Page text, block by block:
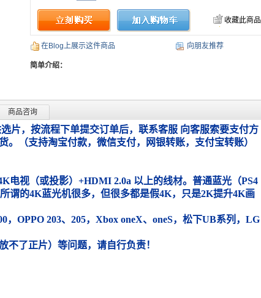
收藏此商品
在Blog上展示这件商品 向朋友推荐
简单介绍：
商品咨询
片，按流程下单提交订单后，联系客服 向客服索要支付方
（支持淘宝付款，微信支付，网银转账，支付宝转账）
电视（或投影）+HDMI 2.0a 以上的线材。普通蓝光（PS4
谓的4K蓝光机很多，但很多都是假4K，只是2K提升4K画
，OPPO 203、205，Xbox oneX、oneS，松下UB系列，LG
不了正片）等问题，请自行负责！